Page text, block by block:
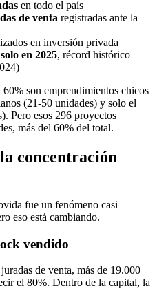
en todo el país
de venta registradas ante la
en inversión privada
en 2025, récord histórico
son emprendimientos chicos
(21-50 unidades) y solo el
Pero esos 296 proyectos
más del 60% del total.
concentración
fue un fenómeno casi
eso está cambiando.
vendido
de venta, más de 19.000
el 80%. Dentro de la capital, la